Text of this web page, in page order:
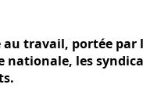
travail, portée par
nationale, les